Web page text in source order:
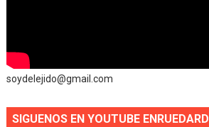
soydelejido@gmail.com
SIGUENOS EN YOUTUBE ENRUEDARD